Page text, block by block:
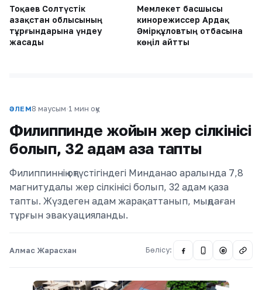
Тоқаев Солтүстік
Қазақстан облысының
тұрғындарына үндеу
жасады
Мемлекет басшысы
кинорежиссер Ардақ
Әмірқұловтың отбасына
көңіл айтты
ӘЛЕМ8 маусым·1 мин оқу
Филиппинде жойқын жер сілкінісі
болып, 32 адам қаза тапты
Филиппиннің оңтүстігіндегі Минданао аралында 7,8
магнитудалы жер сілкінісі болып, 32 адам қаза
тапты. Жүздеген адам жарақаттанып, мыңдаған
тұрғын эвакуацияланды.
Алмас Жарасхан Бөлісу: @